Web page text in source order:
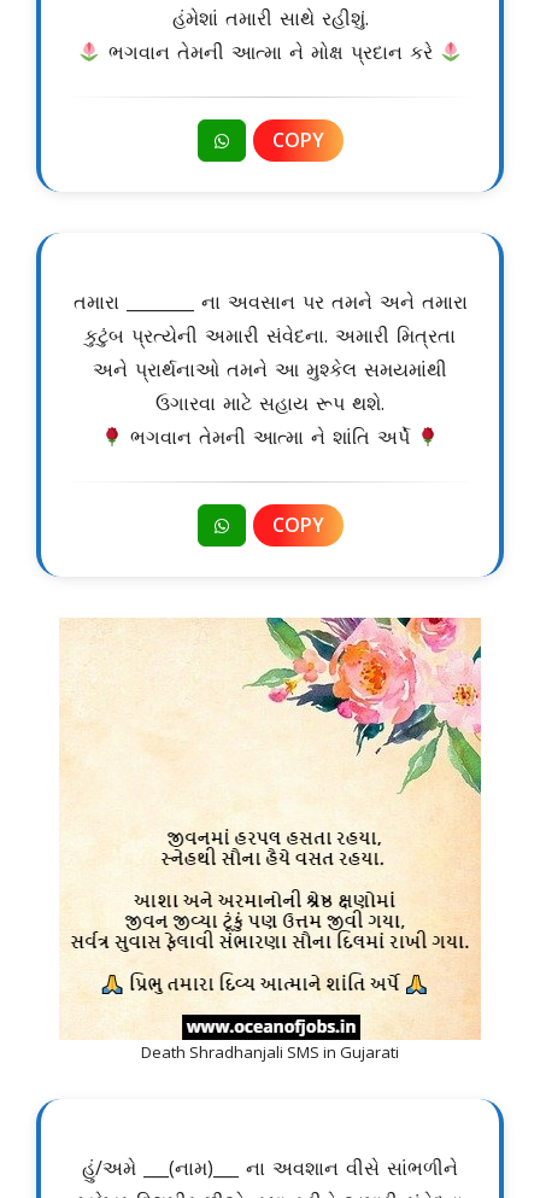
હંમેશાં તમારી સાથે રહીશું.
ભગવાન તેમની આત્મા ને મોક્ષ પ્રદાન કરે
COPY
તમારા ________ ના અવસાન પર તમને અને તમારા
કુટુંબ પ્રત્યેની અમારી સંવેદના. અમારી મિત્રતા
અને પ્રાર્થનાઓ તમને આ મુશ્કેલ સમયમાંથી
ઉગારવા માટે સહાય રૂપ થશે.
ભગવાન તેમની આત્મા ને શાંતિ અર્પે
COPY
Death Shradhanjali SMS in Gujarati
હું/અમે ___(નામ)___ ના અવશાન વીસે સાંભળીને